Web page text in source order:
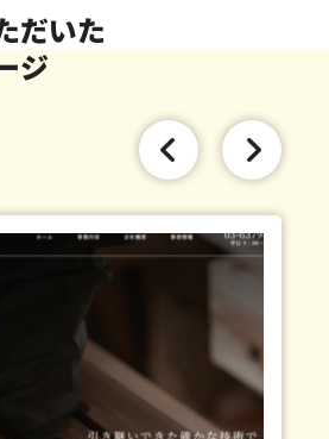
だいた
ジ